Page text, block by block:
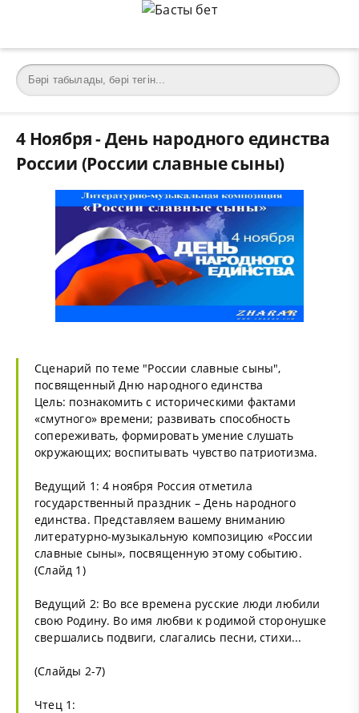
4 Ноября - День народного единства
России (России славные сыны)
Сценарий по теме "России славные сыны",
посвященный Дню народного единства
Цель: познакомить с историческими фактами
«смутного» времени; развивать способность
сопереживать, формировать умение слушать
окружающих; воспитывать чувство патриотизма.
Ведущий 1: 4 ноября Россия отметила
государственный праздник – День народного
единства. Представляем вашему вниманию
литературно-музыкальную композицию «России
славные сыны», посвященную этому событию.
(Слайд 1)
Ведущий 2: Во все времена русские люди любили
свою Родину. Во имя любви к родимой сторонушке
свершались подвиги, слагались песни, стихи...
(Слайды 2-7)
Чтец 1: